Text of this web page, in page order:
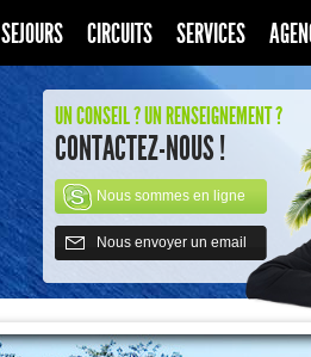
SEJOURS CIRCUITS SERVICES
UN CONSEIL ? UN RENSEIGNEMENT ?
CONTACTEZ-NOUS !
Nous sommes en ligne
Nous envoyer un email